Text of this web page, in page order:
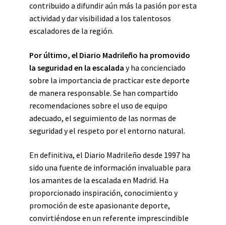
contribuido a difundir aún más la pasión por esta
actividad y dar visibilidad a los talentosos
escaladores de la región.
Por último, el Diario Madrileño ha promovido
la seguridad en la escalada y ha concienciado
sobre la importancia de practicar este deporte
de manera responsable. Se han compartido
recomendaciones sobre el uso de equipo
adecuado, el seguimiento de las normas de
seguridad y el respeto por el entorno natural.
En definitiva, el Diario Madrileño desde 1997 ha
sido una fuente de información invaluable para
los amantes de la escalada en Madrid. Ha
proporcionado inspiración, conocimiento y
promoción de este apasionante deporte,
convirtiéndose en un referente imprescindible